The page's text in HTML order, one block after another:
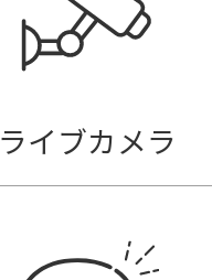
ライブカメラ